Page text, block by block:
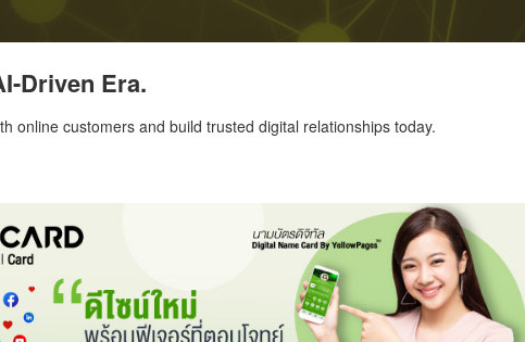
Driven Era.
online customers and build trusted digital relationships today.